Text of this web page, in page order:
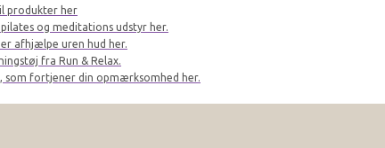
produkter her
og meditations udstyr her.
afhjælpe uren hud her.
fra Run & Relax.
som fortjener din opmærksomhed her.